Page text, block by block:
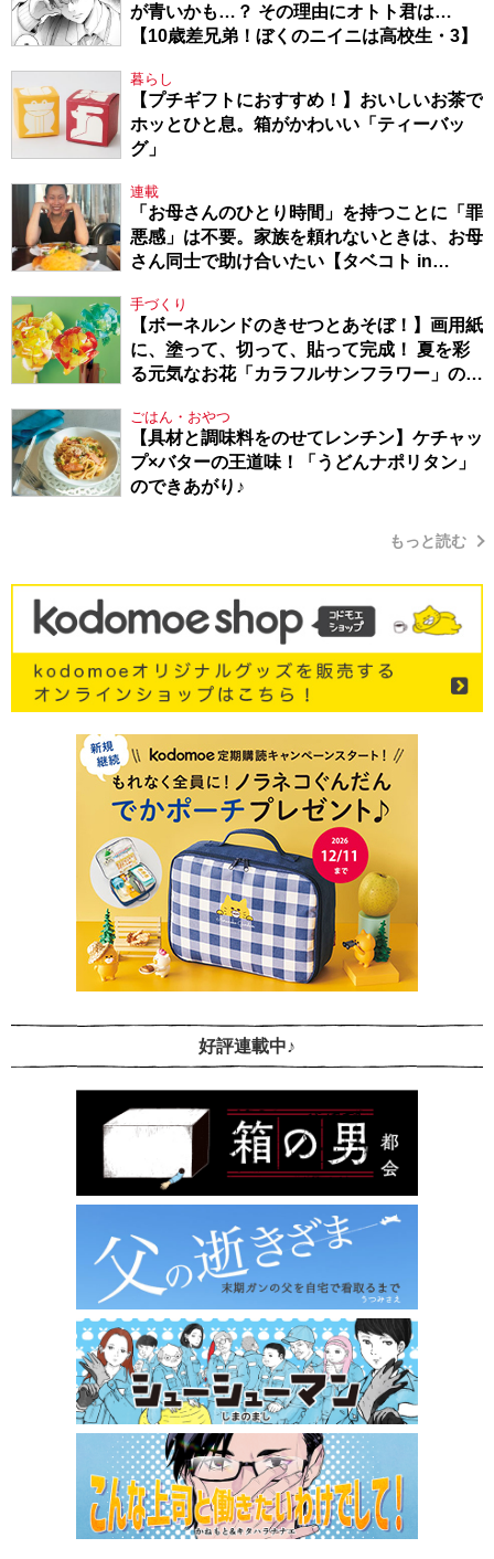
が青いかも…？ その理由にオトト君は…
【10歳差兄弟！ぼくのニイニは高校生・3】
暮らし
【プチギフトにおすすめ！】おいしいお茶で
ホッとひと息。箱がかわいい「ティーバッ
グ」
連載
「お母さんのひとり時間」を持つことに「罪
悪感」は不要。家族を頼れないときは、お母
さん同士で助け合いたい【タベコト in
手づくり
【ボーネルンドのきせつとあそぼ！】画用紙
に、塗って、切って、貼って完成！ 夏を彩
る元気なお花「カラフルサンフラワー」の作
ごはん・おやつ
【具材と調味料をのせてレンチン】ケチャッ
プ×バターの王道味！「うどんナポリタン」
のできあがり♪
もっと読む
好評連載中♪